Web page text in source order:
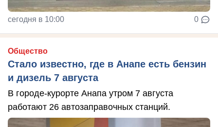
сегодня в 10:00 0
Общество
Стало известно, где в Анапе есть бензин
и дизель 7 августа
В городе-курорте Анапа утром 7 августа
работают 26 автозаправочных станций.